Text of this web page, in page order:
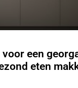
een
eten